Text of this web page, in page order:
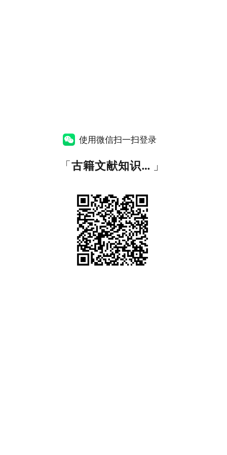
使用微信扫一扫登录
「 古籍文献知识图谱网 」